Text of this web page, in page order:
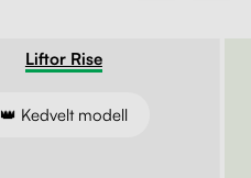
Liftor Rise
👑 Kedvelt modell